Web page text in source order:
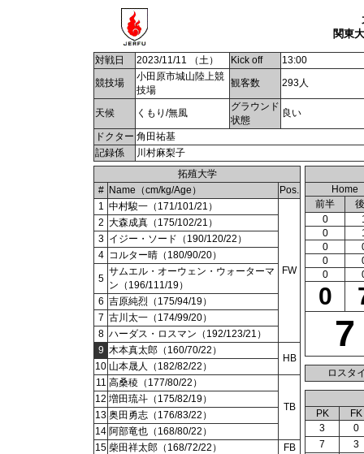
関東
対戦日 2023/11/11 （土） Kick off
13:00
競技場
小田原市城山陸上競
技場
観客数 293人
天候 くもり/無風
グラウンド
状態
良い
ドクター 角田祐基
記録係
川村麻梨子
拓殖大学
#
Name（cm/kg/Age）
Pos.
1 中村駿一（171/101/21）
FW
2 大森成真（175/102/21）
3 イジー・ソード（190/120/22）
4 コルター晴（180/90/20）
5
サムエル・オーウェン・ウォーターマ
ン（196/111/19）
6 吉原純烈（175/94/19）
7 古川太一（174/99/20）
8 ハーダス・ロスマン（192/123/21）
9 木本真太郎（160/70/22）
HB
10 山本晟人（182/82/22）
11 高桑稜（177/80/22）
TB
12 増田琉斗（175/82/19）
13 奥田勇志（176/83/22）
14 阿部竜也（168/80/22）
15 柴田祥太郎（168/72/22）
FB
Home
前半
0
0
0
0
0
0
7
ロスタ
PK
FK
3
0
7
3